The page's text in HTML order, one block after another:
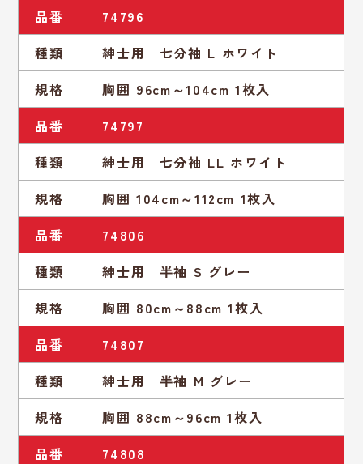
品番
74796
種類
紳士用 七分袖 L ホワイト
規格
胸囲 96cm～104cm 1枚入
品番
74797
種類
紳士用 七分袖 LL ホワイト
規格
胸囲 104cm～112cm 1枚入
品番
74806
種類
紳士用 半袖 S グレー
規格
胸囲 80cm～88cm 1枚入
品番
74807
種類
紳士用 半袖 M グレー
規格
胸囲 88cm～96cm 1枚入
品番
74808